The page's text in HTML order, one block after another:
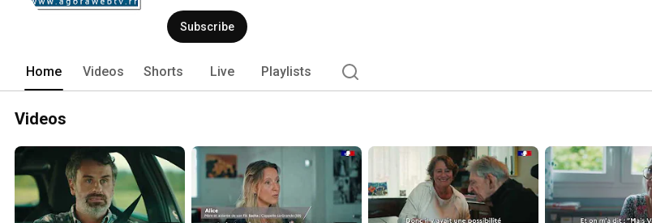
Subscribe
Home Videos Shorts Live Playlists
Videos